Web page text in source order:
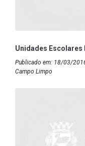
Unidades Escolares
Publicado em: 18/03/
Campo Limpo